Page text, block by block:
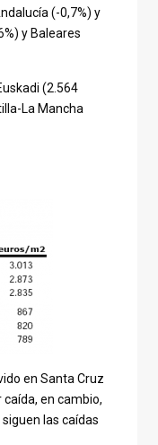
(-0,7%) y
y Baleares
(2.564
La Mancha
en Santa Cruz
caída, en cambio,
las caídas